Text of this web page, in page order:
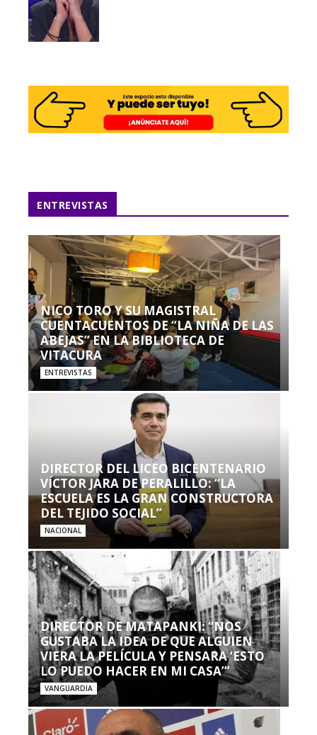
ENTREVISTAS
NICO TORO Y SU MAGISTRAL
CUENTACUENTOS DE “LA NIÑA DE LAS
ABEJAS” EN LA BIBLIOTECA DE
VITACURA
ENTREVISTAS
DIRECTOR DEL LICEO BICENTENARIO
VÍCTOR JARA DE PERALILLO: “LA
ESCUELA ES LA GRAN CONSTRUCTORA
DEL TEJIDO SOCIAL”
NACIONAL
DIRECTOR DE MATAPANKI: “NOS
GUSTABA LA IDEA DE QUE ALGUIEN
VIERA LA PELÍCULA Y PENSARA ‘ESTO
LO PUEDO HACER EN MI CASA’”
VANGUARDIA